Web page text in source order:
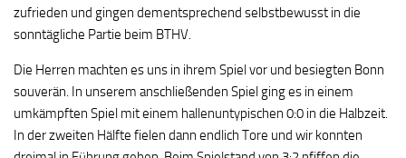
zufrieden und gingen dementsprechend selbstbewusst in die
sonntägliche Partie beim BTHV.
Die Herren machten es uns in ihrem Spiel vor und besiegten Bonn
souverän. In unserem anschließenden Spiel ging es in einem
umkämpften Spiel mit einem hallenuntypischen 0:0 in die Halbzeit.
In der zweiten Hälfte fielen dann endlich Tore und wir konnten